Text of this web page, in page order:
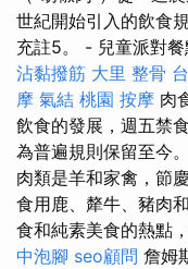
世紀開始引入的飲食
充註5。 - 兒童派對
沾黏撥筋 大里 整骨
摩 氣結 桃園 按摩 肉
飲食的發展，週五
為普遍規則保留至今。
肉類是羊和家禽，節
食用鹿、犛牛、豬肉
食和純素美食的熱點
中泡腳 seo顧問 詹姆